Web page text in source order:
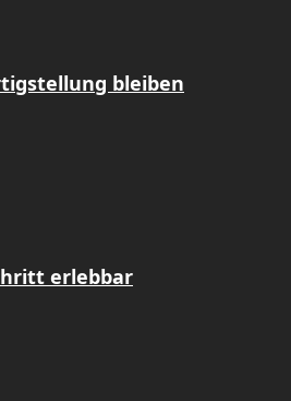
bleiben
erlebbar